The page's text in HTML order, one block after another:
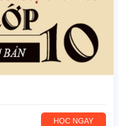
HỌC NGAY